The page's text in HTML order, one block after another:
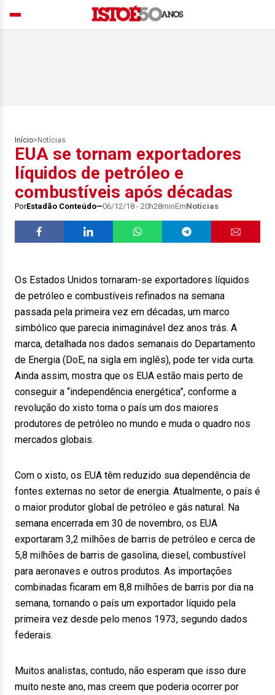
Início> Notícias
EUA se tornam exportadores
líquidos de petróleo e
combustíveis após décadas
PorEstadão Conteúdo 06/12/18 - 20h28minEmNotícias
Os Estados Unidos tornaram-se exportadores líquidos
de petróleo e combustíveis refinados na semana
passada pela primeira vez em décadas, um marco
simbólico que parecia inimaginável dez anos trás. A
marca, detalhada nos dados semanais do Departamento
de Energia (DoE, na sigla em inglês), pode ter vida curta.
Ainda assim, mostra que os EUA estão mais perto de
conseguir a “independência energética”, conforme a
revolução do xisto torna o país um dos maiores
produtores de petróleo no mundo e muda o quadro nos
mercados globais.
Com o xisto, os EUA têm reduzido sua dependência de
fontes externas no setor de energia. Atualmente, o país é
o maior produtor global de petróleo e gás natural. Na
semana encerrada em 30 de novembro, os EUA
exportaram 3,2 milhões de barris de petróleo e cerca de
5,8 milhões de barris de gasolina, diesel, combustível
para aeronaves e outros produtos. As importações
combinadas ficaram em 8,8 milhões de barris por dia na
semana, tornando o país um exportador líquido pela
primeira vez desde pelo menos 1973, segundo dados
federais.
Muitos analistas, contudo, não esperam que isso dure
muito neste ano, mas creem que poderia ocorrer por